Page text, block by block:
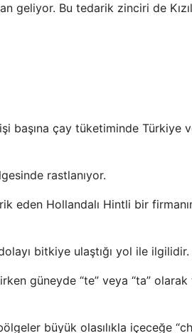
geliyor. Bu tedarik zinciri de
başına çay tüketiminde Türkiye
rastlanıyor.
eden Hollandalı Hintli bir
bitkiye ulaştığı yol ile ilgilidir.
güneyde “te” veya “ta”
büyük olasılıkla içeceğe